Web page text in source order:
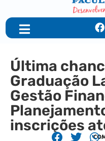
Última
Graduação
Gestão
inscrições